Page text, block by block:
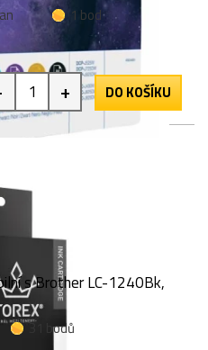
1 bod
+ DO KOŠÍKU
s Brother LC-1240Bk,
31 bodů